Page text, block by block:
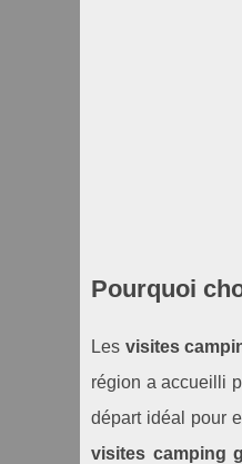
Pourquoi
Les visites
région a accueilli
départ idéal pour
visites camping